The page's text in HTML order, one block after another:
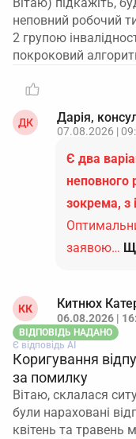
неповний робочий
2 групою
покроковий
ДК Дарія,
07.08.2026 |
Є два
неповного
зокрема, з
заявою…
КК Китнюх
06.08.2026 |
ВІДПОВІДЬ НАДАНО
Є відповідь АІ
Коригування
за помилку
Вітаю, склалася
були нараховані
квітень та травень